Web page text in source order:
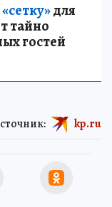
для
тайно
гостей
kp.ru